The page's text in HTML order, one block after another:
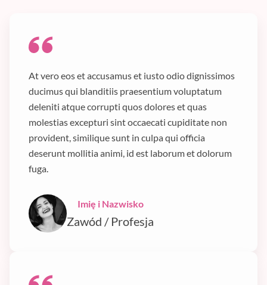
At vero eos et accusamus et iusto odio dignissimos
ducimus qui blanditiis praesentium voluptatum
deleniti atque corrupti quos dolores et quas
molestias excepturi sint occaecati cupiditate non
provident, similique sunt in culpa qui officia
deserunt mollitia animi, id est laborum et dolorum
fuga.
Imię i Nazwisko
Zawód / Profesja